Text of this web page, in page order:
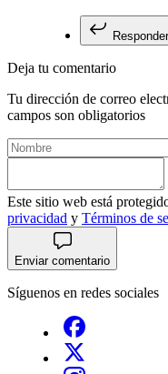
Responder
Deja tu comentario
Tu dirección de correo
campos son obligatorios
Este sitio web está
privacidad y Términos de
Enviar comentario
Síguenos en redes sociales